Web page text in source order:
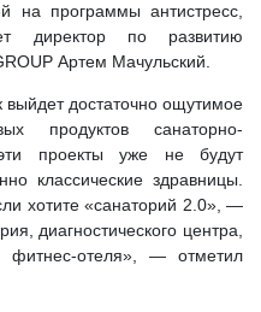
на программы антистресс,
директор по развитию
Артем Мачульский.
достаточно ощутимое
продуктов санаторно-
проекты уже не будут
классические здравницы.
хотите «санаторий 2.0», —
диагностического центра,
фитнес-отеля», — отметил